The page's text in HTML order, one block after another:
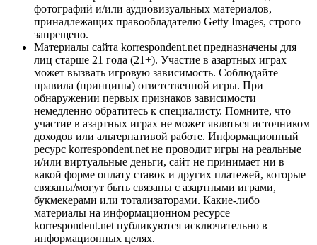
фотографий и/или аудиовизуальных материалов,
принадлежащих правообладателю Getty Images, строго
запрещено.
Материалы сайта korrespondent.net предназначены для
лиц старше 21 года (21+). Участие в азартных играх
может вызвать игровую зависимость. Соблюдайте
правила (принципы) ответственной игры. При
обнаружении первых признаков зависимости
немедленно обратитесь к специалисту. Помните, что
участие в азартных играх не может являться источником
доходов или альтернативой работе. Информационный
ресурс korrespondent.net не проводит игры на реальные
и/или виртуальные деньги, сайт не принимает ни в
какой форме оплату ставок и других платежей, которые
связаны/могут быть связаны с азартными играми,
букмекерами или тотализаторами. Какие-либо
материалы на информационном ресурсе
korrespondent.net публикуются исключительно в
информационных целях.